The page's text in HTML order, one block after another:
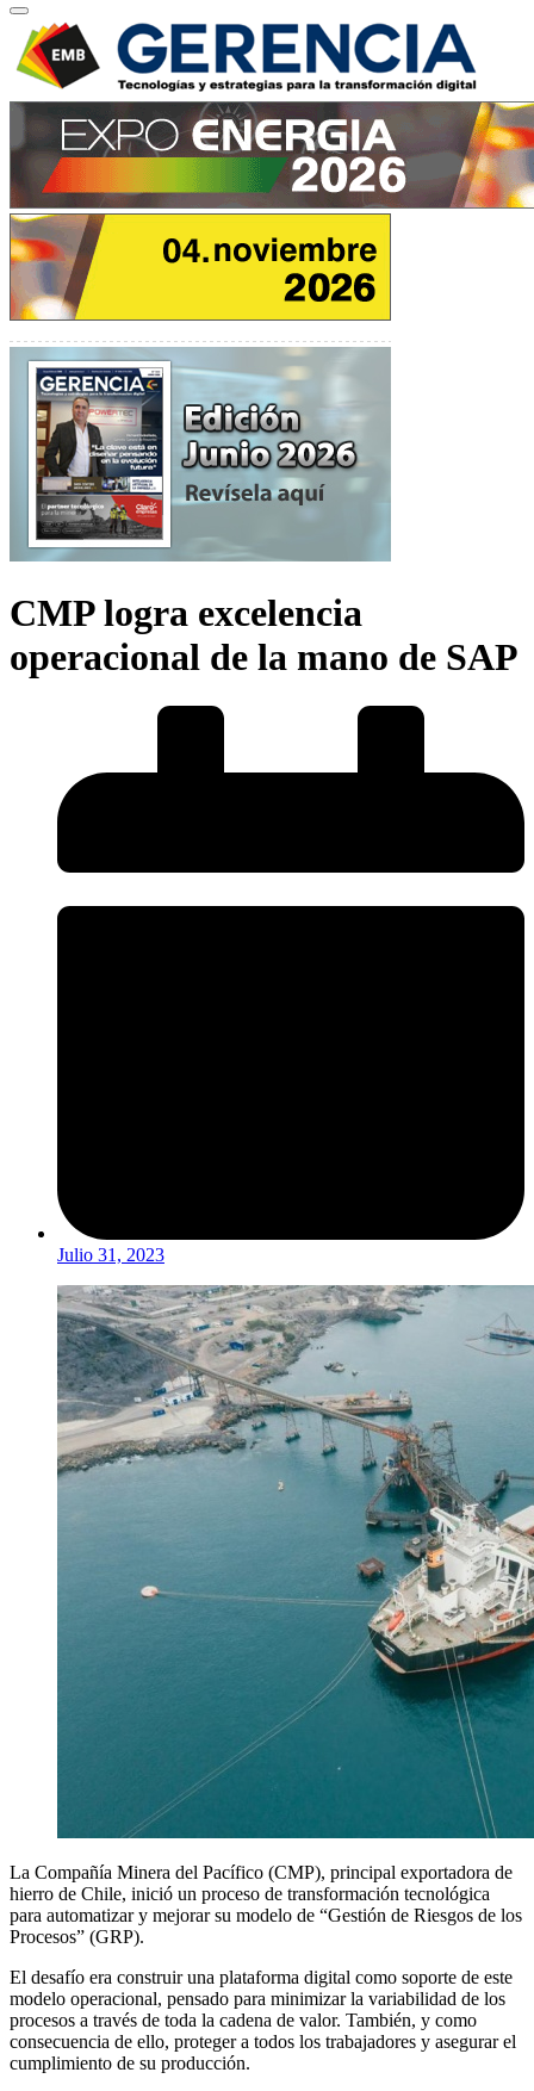
CMP logra excelencia
operacional de la mano de SAP
Julio 31, 2023
La Compañía Minera del Pacífico (CMP), principal exportadora de
hierro de Chile, inició un proceso de transformación tecnológica
para automatizar y mejorar su modelo de “Gestión de Riesgos de los
Procesos” (GRP).
El desafío era construir una plataforma digital como soporte de este
modelo operacional, pensado para minimizar la variabilidad de los
procesos a través de toda la cadena de valor. También, y como
consecuencia de ello, proteger a todos los trabajadores y asegurar el
cumplimiento de su producción.